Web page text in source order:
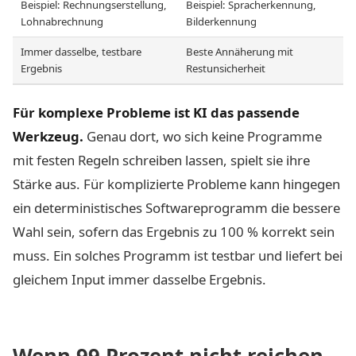
Beispiel: Rechnungserstellung,
Lohnabrechnung
Beispiel: Spracherkennung,
Bilderkennung
Immer dasselbe, testbare
Ergebnis
Beste Annäherung mit
Restunsicherheit
Für komplexe Probleme ist KI das passende
Werkzeug. Genau dort, wo sich keine Programme
mit festen Regeln schreiben lassen, spielt sie ihre
Stärke aus. Für komplizierte Probleme kann hingegen
ein deterministisches Softwareprogramm die bessere
Wahl sein, sofern das Ergebnis zu 100 % korrekt sein
muss. Ein solches Programm ist testbar und liefert bei
gleichem Input immer dasselbe Ergebnis.